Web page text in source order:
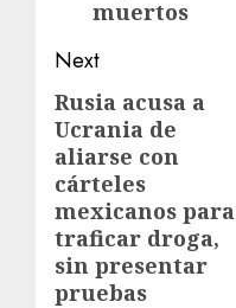
muertos
Next
Rusia acusa a
Ucrania de
aliarse con
cárteles
mexicanos para
traficar droga,
sin presentar
pruebas